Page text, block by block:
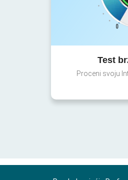
Test
Proceni svoju